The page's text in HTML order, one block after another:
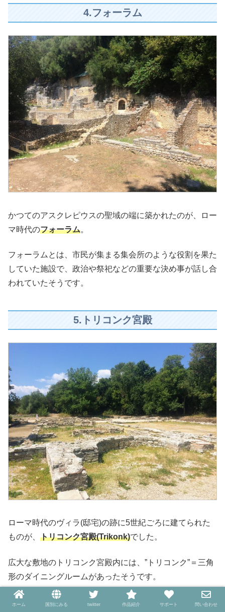
4.フォーラム
かつてのアスクレピウスの聖域の端に築かれたのが、ロー
マ時代のフォーラム。
フォーラムとは、市民が集まる集会所のような役割を果た
していた施設で、政治や祭祀などの重要な決め事が話し合
われていたそうです。
5.トリコンク宮殿
ローマ時代のヴィラ(邸宅)の跡に5世紀ごろに建てられた
ものが、 トリコンク宮殿(Trikonk)でした。
広大な敷地のトリコンク宮殿内には、”トリコンク”＝三角
形のダイニングルームがあったそうです。
さぞ豪華な宮殿だったのでしょうが、現在ではその土台が
ホーム 国別にみる twitter 作品紹介 サポート 問い合わせ